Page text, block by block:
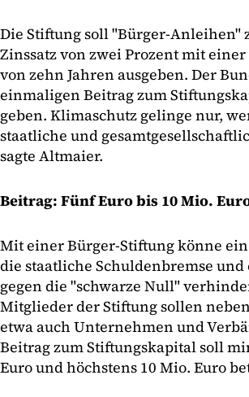
Die Stiftung soll "Bürger-Anleihen"
Zinssatz von zwei Prozent mit
von zehn Jahren ausgeben. Der
einmaligen Beitrag zum
geben. Klimaschutz gelinge nur,
staatliche und
sagte Altmaier.
Beitrag: Fünf Euro bis 10 Mio.
Mit einer Bürger-Stiftung könne ein
die staatliche Schuldenbremse und
gegen die "schwarze Null"
Mitglieder der Stiftung sollen
etwa auch Unternehmen und
Beitrag zum Stiftungskapital soll
Euro und höchstens 10 Mio. Euro